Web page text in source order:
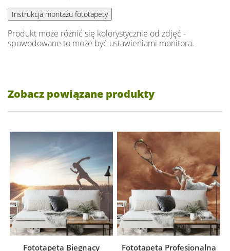
Produkt może różnić się kolorystycznie od zdjęć -
spowodowane to może być ustawieniami monitora.
Zobacz powiązane produkty
Fototapeta Biegnący
Fototapeta Profesjonalna